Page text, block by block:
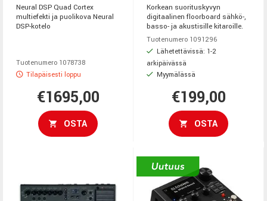
Neural DSP Quad Cortex
multiefekti ja puolikova Neural
DSP-kotelo
Tuotenumero 1078738
Tilapäisesti loppu
€1695,00
OSTA
Korkean suorituskyvyn
digitaalinen floorboard sähkö-,
basso- ja akustisille kitaroille.
Tuotenumero 1091296
Lähetettävissä: 1-2
arkipäivässä
Myymälässä
€199,00
OSTA